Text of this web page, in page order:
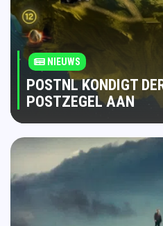
NIEUWS
POSTNL KONDIGT
POSTZEGEL AAN